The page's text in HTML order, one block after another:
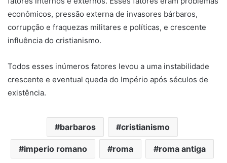
econômicos, pressão externa de invasores bárbaros,
corrupção e fraquezas militares e políticas, e crescente
influência do cristianismo.
Todos esses inúmeros fatores levou a uma instabilidade
crescente e eventual queda do Império após séculos de
existência.
barbaros cristianismo
imperio romano roma roma antiga